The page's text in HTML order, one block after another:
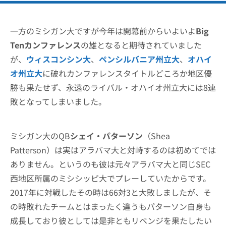
一方のミシガン大ですが今年は開幕前からいよいよBig
Tenカンファレンスの雄となると期待されていました
が、 ウィスコンシン大、 ペンシルバニア州立大、 オハイ
オ州立大に破れカンファレンスタイトルどころか地区優
勝も果たせず、永遠のライバル・オハイオ州立大には8連
敗となってしまいました。
ミシガン大のQBシェイ・パターソン （Shea
Patterson）は実はアラバマ大と対峙するのは初めてでは
ありません。というのも彼は元々アラバマ大と同じSEC
西地区所属のミシシッピ大でプレーしていたからです。
2017年に対戦したその時は66対3と大敗しましたが、そ
の時敗れたチームとはまったく違うもパターソン自身も
成長しており彼としては是非ともリベンジを果たしたい